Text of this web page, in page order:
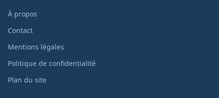
À propos
Contact
Mentions légales
Politique de confidentialité
Plan du site